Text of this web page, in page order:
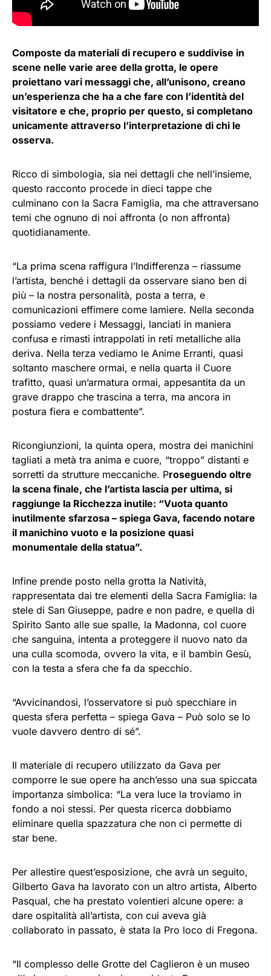
Composte da materiali di recupero e suddivise in
scene nelle varie aree della grotta, le opere
proiettano vari messaggi che, all’unisono, creano
un’esperienza che ha a che fare con l’identità del
visitatore e che, proprio per questo, si completano
unicamente attraverso l’interpretazione di chi le
osserva.
Ricco di simbologia, sia nei dettagli che nell’insieme,
questo racconto procede in dieci tappe che
culminano con la Sacra Famiglia, ma che attraversano
temi che ognuno di noi affronta (o non affronta)
quotidianamente.
“La prima scena raffigura l’Indifferenza – riassume
l’artista, benché i dettagli da osservare siano ben di
più – la nostra personalità, posta a terra, e
comunicazioni effimere come lamiere. Nella seconda
possiamo vedere i Messaggi, lanciati in maniera
confusa e rimasti intrappolati in reti metalliche alla
deriva. Nella terza vediamo le Anime Erranti, quasi
soltanto maschere ormai, e nella quarta il Cuore
trafitto, quasi un’armatura ormai, appesantita da un
grave drappo che trascina a terra, ma ancora in
postura fiera e combattente”.
Ricongiunzioni, la quinta opera, mostra dei manichini
tagliati a metà tra anima e cuore, “troppo” distanti e
sorretti da strutture meccaniche. Proseguendo oltre
la scena finale, che l’artista lascia per ultima, si
raggiunge la Ricchezza inutile: “Vuota quanto
inutilmente sfarzosa – spiega Gava, facendo notare
il manichino vuoto e la posizione quasi
monumentale della statua”.
Infine prende posto nella grotta la Natività,
rappresentata dai tre elementi della Sacra Famiglia: la
stele di San Giuseppe, padre e non padre, e quella di
Spirito Santo alle sue spalle, la Madonna, col cuore
che sanguina, intenta a proteggere il nuovo nato da
una culla scomoda, ovvero la vita, e il bambin Gesù,
con la testa a sfera che fa da specchio.
“Avvicinandosi, l’osservatore si può specchiare in
questa sfera perfetta – spiega Gava – Può solo se lo
vuole davvero dentro di sé”.
Il materiale di recupero utilizzato da Gava per
comporre le sue opere ha anch’esso una sua spiccata
importanza simbolica: “La vera luce la troviamo in
fondo a noi stessi. Per questa ricerca dobbiamo
eliminare quella spazzatura che non ci permette di
star bene.
Per allestire quest’esposizione, che avrà un seguito,
Gilberto Gava ha lavorato con un altro artista, Alberto
Pasqual, che ha prestato volentieri alcune opere: a
dare ospitalità all’artista, con cui aveva già
collaborato in passato, è stata la Pro loco di Fregona.
“Il complesso delle Grotte del Caglieron è un museo